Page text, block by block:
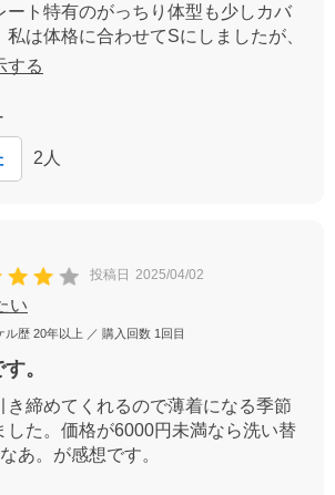
ート特有のがっちり体型も少しカバ
は体格に合わせてSにしましたが、
段が安くなってくれたらリピート
する
-
2人
投稿日 2025/04/02
い
ル歴 20年以上 ／ 購入回数 1回目
。
き締めてくれるので薄着になる季節
した。価格が6000円未満なら洗い替
あ。が感想です。